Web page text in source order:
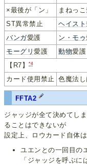
×最後が「ン」
まねっ
ST異常禁止
ヘイスト
バンガ愛護 ン・モゥ
モーグリ愛護 動物愛護
【R7】*4
カード使用禁止 色魔法し
FFTA2
ジャッジが全て決めてし
ることはできないが
設定上、ロウカード自体は
ユエンとの一回目の
「ジャッジを呼ぶに